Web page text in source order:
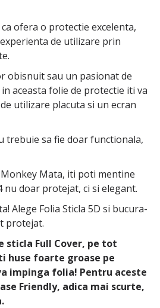
ofera o protectie excelenta,
de utilizare prin
obisnuit sau un pasionat de
aceasta folie de protectie iti va
utilizare placuta si un ecran
trebuie sa fie doar functionala,
Monkey Mata, iti poti mentine
nu doar protejat, ci si elegant.
Alege Folia Sticla 5D si bucura-
protejat.
sticla Full Cover, pe tot
huse foarte groase pe
impinga folia! Pentru aceste
Friendly, adica mai scurte,